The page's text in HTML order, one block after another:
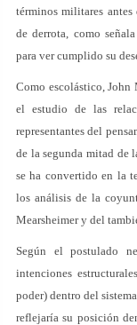
términos militares
de derrota, como
para ver cumplido su
Como escolástico, John
el estudio de las
representantes del
de la segunda mitad de
se ha convertido en la
los análisis de la
Mearsheimer y del
Según el postulado
intenciones
poder) dentro del
reflejaría su posición